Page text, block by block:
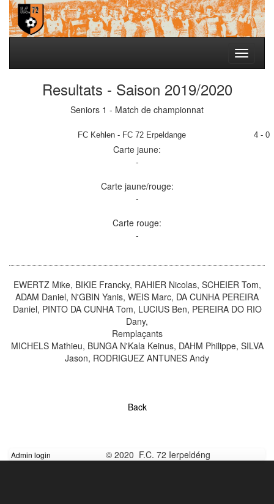
Toggle
Resultats - Saison 2019/2020
Seniors 1 - Match de championnat
FC Kehlen - FC 72 Erpeldange 4 - 0
Carte jaune:
-
Carte jaune/rouge:
-
Carte rouge:
-
EWERTZ Mike, BIKIE Francky, RAHIER Nicolas, SCHEIER Tom,
ADAM Daniel, N'GBIN Yanis, WEIS Marc, DA CUNHA PEREIRA
Daniel, PINTO DA CUNHA Tom, LUCIUS Ben, PEREIRA DO RIO
Dany,
Remplaçants
MICHELS Mathieu, BUNGA N'Kala Keinus, DAHM Philippe, SILVA
Jason, RODRIGUEZ ANTUNES Andy
Back
Admin login © 2020 F.C. 72 Ierpeldéng